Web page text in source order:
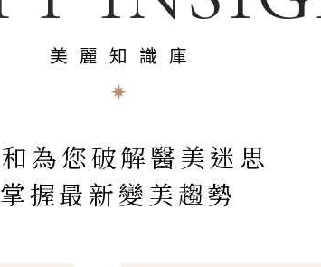
美麗知識庫
為您破解醫美迷思
掌握最新變美趨勢